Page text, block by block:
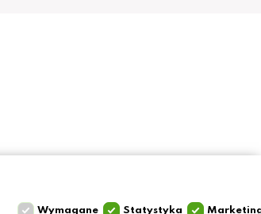
Wymagane Statystyka